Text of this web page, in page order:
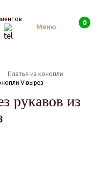
Меню
0
Платья из конопли
V вырез
рукавов из